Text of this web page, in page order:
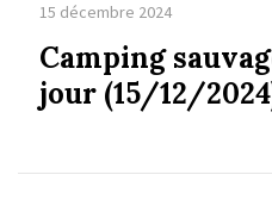
15 décembre 2024
Camping
jour (15/12/